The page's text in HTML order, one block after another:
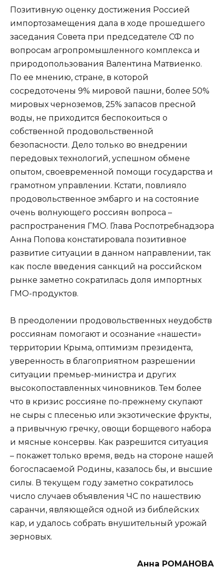
Позитивную оценку достижения Россией
импортозамещения дала в ходе прошедшего
заседания Совета при председателе СФ по
вопросам агропромышленного комплекса и
природопользования Валентина Матвиенко.
По ее мнению, стране, в которой
сосредоточены 9% мировой пашни, более 50%
мировых черноземов, 25% запасов пресной
воды, не приходится беспокоиться о
собственной продовольственной
безопасности. Дело только во внедрении
передовых технологий, успешном обмене
опытом, своевременной помощи государства и
грамотном управлении. Кстати, повлияло
продовольственное эмбарго и на состояние
очень волнующего россиян вопроса –
распространения ГМО. Глава Роспотребнадзора
Анна Попова констатировала позитивное
развитие ситуации в данном направлении, так
как после введения санкций на российском
рынке заметно сократилась доля импортных
ГМО-продуктов.
В преодолении продовольственных неудобств
россиянам помогают и осознание «нашести»
территории Крыма, оптимизм президента,
уверенность в благоприятном разрешении
ситуации премьер-министра и других
высокопоставленных чиновников. Тем более
что в кризис россияне по-прежнему скупают
не сыры с плесенью или экзотические фрукты,
а привычную гречку, овощи борщевого набора
и мясные консервы. Как разрешится ситуация
– покажет только время, ведь на стороне нашей
богоспасаемой Родины, казалось бы, и высшие
силы. В текущем году заметно сократилось
число случаев объявления ЧС по нашествию
саранчи, являющейся одной из библейских
кар, и удалось собрать внушительный урожай
зерновых.
Анна РОМАНОВА